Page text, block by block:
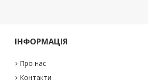
ІНФОРМАЦІЯ
Про нас
Контакти